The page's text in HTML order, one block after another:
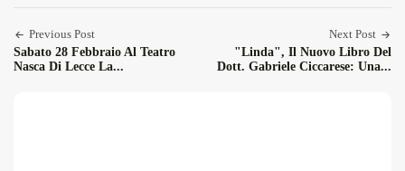
Previous Post
Sabato 28 Febbraio Al Teatro
Nasca Di Lecce La...
Next Post
"Linda", Il Nuovo Libro Del
Dott. Gabriele Ciccarese: Una...